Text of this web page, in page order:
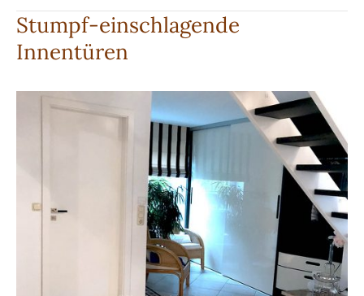
Stumpf-einschlagende
Innentüren